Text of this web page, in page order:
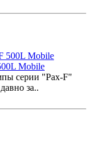
Mobile
серии "Pax-F"
за..